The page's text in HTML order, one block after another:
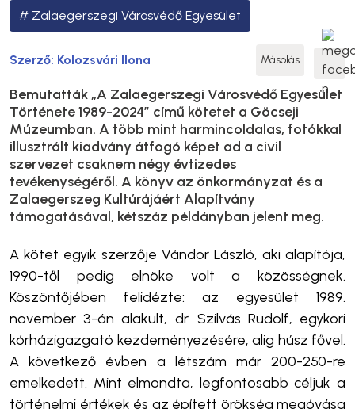
Zalaegerszegi Városvédő Egyesület
Szerző: Kolozsvári Ilona Másolás
Bemutatták „A Zalaegerszegi Városvédő Egyesület
Története 1989-2024” című kötetet a Göcseji
Múzeumban. A több mint harmincoldalas, fotókkal
illusztrált kiadvány átfogó képet ad a civil
szervezet csaknem négy évtizedes
tevékenységéről. A könyv az önkormányzat és a
Zalaegerszeg Kultúrájáért Alapítvány
támogatásával, kétszáz példányban jelent meg.
A kötet egyik szerzője Vándor László, aki alapítója,
1990-től pedig elnöke volt a közösségnek.
Köszöntőjében felidézte: az egyesület 1989.
november 3-án alakult, dr. Szilvás Rudolf, egykori
kórházigazgató kezdeményezésére, alig húsz fővel.
A következő évben a létszám már 200-250-re
emelkedett. Mint elmondta, legfontosabb céljuk a
történelmi értékek és az épített örökség megóvása